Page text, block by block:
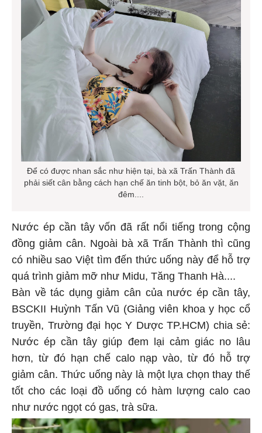
Để có được nhan sắc như hiện tại, bà xã Trấn Thành đã
phải siết cân bằng cách hạn chế ăn tinh bột, bỏ ăn vặt, ăn
đêm....
Nước ép cần tây vốn đã rất nổi tiếng trong cộng
đồng giảm cân. Ngoài bà xã Trấn Thành thì cũng
có nhiều sao Việt tìm đến thức uống này để hỗ trợ
quá trình giảm mỡ như Midu, Tăng Thanh Hà....
Bàn về tác dụng giảm cân của nước ép cần tây,
BSCKII Huỳnh Tấn Vũ (Giảng viên khoa y học cổ
truyền, Trường đại học Y Dược TP.HCM) chia sẻ:
Nước ép cần tây giúp đem lại cảm giác no lâu
hơn, từ đó hạn chế calo nạp vào, từ đó hỗ trợ
giảm cân. Thức uống này là một lựa chọn thay thế
tốt cho các loại đồ uống có hàm lượng calo cao
như nước ngọt có gas, trà sữa.